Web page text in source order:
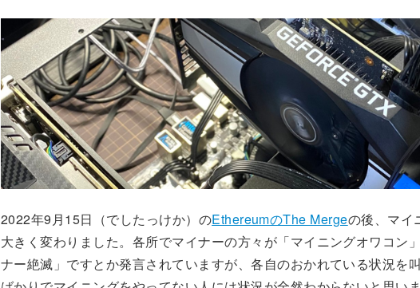
2022年9月15日（でしたっけか）のEthereumのThe Mergeの後、マイ
大きく変わりました。各所でマイナーの方々が「マイニングオワコン
ナー絶滅」ですとか発言されていますが、各自のおかれている状況を